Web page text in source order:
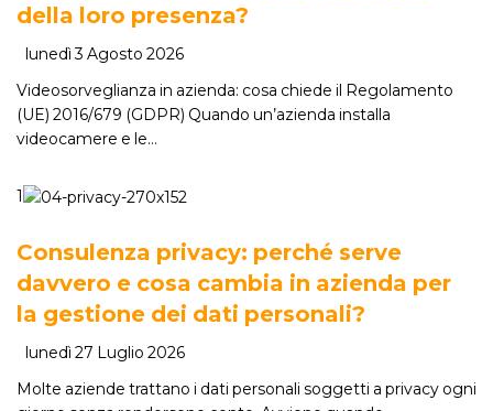
della loro presenza?
lunedì 3 Agosto 2026
Videosorveglianza in azienda: cosa chiede il Regolamento
(UE) 2016/679 (GDPR) Quando un’azienda installa
videocamere e le…
1
Consulenza privacy: perché serve
davvero e cosa cambia in azienda per
la gestione dei dati personali?
lunedì 27 Luglio 2026
Molte aziende trattano i dati personali soggetti a privacy ogni